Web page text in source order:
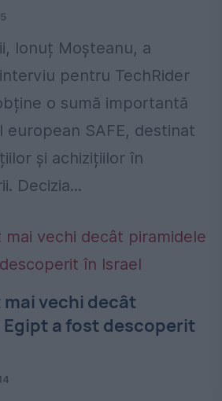
Ionuț Moșteanu, a
pentru TechRider
o sumă importantă
european SAFE, destinat
și achizițiilor în
Decizia...
vechi decât
a fost descoperit